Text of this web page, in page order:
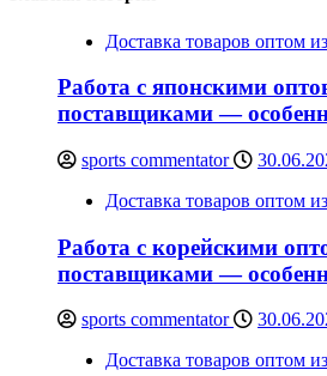
Доставка товаров оптом
Работа с японскими
поставщиками —
sports commentator
Доставка товаров оптом
Работа с корейскими
поставщиками —
sports commentator
Доставка товаров оптом